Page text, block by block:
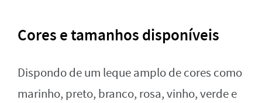
Cores e tamanhos disponíveis
Dispondo de um leque amplo de cores como
marinho, preto, branco, rosa, vinho, verde e